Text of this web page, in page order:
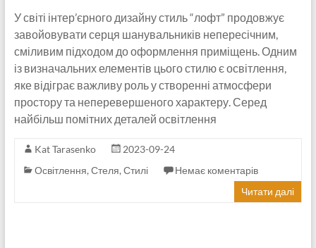
У світі інтер’єрного дизайну стиль “лофт” продовжує
завойовувати серця шанувальників непересічним,
сміливим підходом до оформлення приміщень. Одним
із визначальних елементів цього стилю є освітлення,
яке відіграє важливу роль у створенні атмосфери
простору та неперевершеного характеру. Серед
найбільш помітних деталей освітлення
Kat Tarasenko
2023-09-24
Освітлення, Стеля, Стилі
Немає коментарів
Читати далі